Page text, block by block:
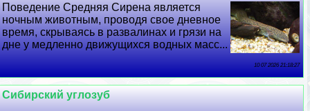
Поведение Средняя Сирена является
ночным животным, проводя свое дневное
время, скрываясь в развалинах и грязи на
дне у медленно движущихся водных масс...
10 07 2026 21:18:27
Сибирский углозуб